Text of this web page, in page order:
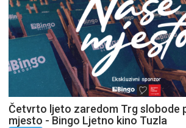
Četvrto ljeto zaredom Trg slobode
mjesto - Bingo Ljetno kino Tuzla